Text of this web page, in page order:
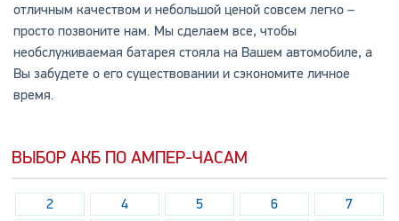
отличным качеством и небольшой ценой совсем легко –
просто позвоните нам. Мы сделаем все, чтобы
необслуживаемая батарея стояла на Вашем автомобиле, а
Вы забудете о его существовании и сэкономите личное
время.
ВЫБОР АКБ ПО АМПЕР-ЧАСАМ
2 4 5 6
7